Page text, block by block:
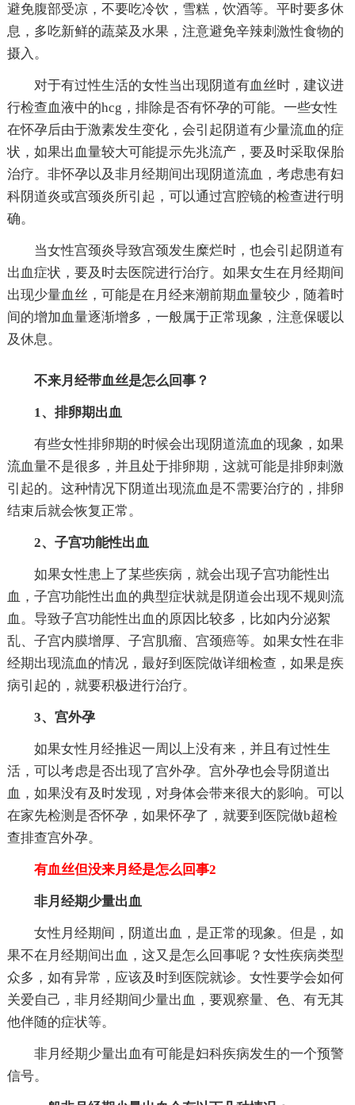
避免腹部受凉，不要吃冷饮，雪糕，饮酒等。平时要多休
息，多吃新鲜的蔬菜及水果，注意避免辛辣刺激性食物的
摄入。
对于有过性生活的女性当出现阴道有血丝时，建议进
行检查血液中的hcg，排除是否有怀孕的可能。一些女性
在怀孕后由于激素发生变化，会引起阴道有少量流血的症
状，如果出血量较大可能提示先兆流产，要及时采取保胎
治疗。非怀孕以及非月经期间出现阴道流血，考虑患有妇
科阴道炎或宫颈炎所引起，可以通过宫腔镜的检查进行明
确。
当女性宫颈炎导致宫颈发生糜烂时，也会引起阴道有
出血症状，要及时去医院进行治疗。如果女生在月经期间
出现少量血丝，可能是在月经来潮前期血量较少，随着时
间的增加血量逐渐增多，一般属于正常现象，注意保暖以
及休息。
不来月经带血丝是怎么回事？
1、排卵期出血
有些女性排卵期的时候会出现阴道流血的现象，如果
流血量不是很多，并且处于排卵期，这就可能是排卵刺激
引起的。这种情况下阴道出现流血是不需要治疗的，排卵
结束后就会恢复正常。
2、子宫功能性出血
如果女性患上了某些疾病，就会出现子宫功能性出
血，子宫功能性出血的典型症状就是阴道会出现不规则流
血。导致子宫功能性出血的原因比较多，比如内分泌絮
乱、子宫内膜增厚、子宫肌瘤、宫颈癌等。如果女性在非
经期出现流血的情况，最好到医院做详细检查，如果是疾
病引起的，就要积极进行治疗。
3、宫外孕
如果女性月经推迟一周以上没有来，并且有过性生
活，可以考虑是否出现了宫外孕。宫外孕也会导阴道出
血，如果没有及时发现，对身体会带来很大的影响。可以
在家先检测是否怀孕，如果怀孕了，就要到医院做b超检
查排查宫外孕。
有血丝但没来月经是怎么回事2
非月经期少量出血
女性月经期间，阴道出血，是正常的现象。但是，如
果不在月经期间出血，这又是怎么回事呢？女性疾病类型
众多，如有异常，应该及时到医院就诊。女性要学会如何
关爱自己，非月经期间少量出血，要观察量、色、有无其
他伴随的症状等。
非月经期少量出血有可能是妇科疾病发生的一个预警
信号。